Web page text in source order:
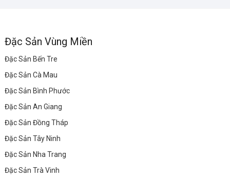
Đặc Sản Vùng Miền
Đặc Sản Bến Tre
Đặc Sản Cà Mau
Đặc Sản Bình Phước
Đặc Sản An Giang
Đặc Sản Đồng Tháp
Đặc Sản Tây Ninh
Đặc Sản Nha Trang
Đặc Sản Trà Vinh